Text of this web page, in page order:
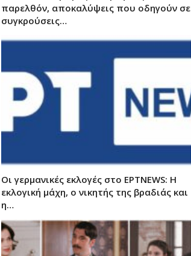
παρελθόν, αποκαλύψεις που οδηγούν σε
συγκρούσεις…
Οι γερμανικές εκλογές στο ΕΡΤNEWS: Η
εκλογική μάχη, ο νικητής της βραδιάς και
η…